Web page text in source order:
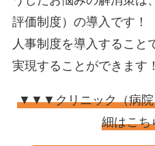
評価制度）の導入です！
人事制度を導入すること
実現することができます！
▼▼▼クリニック（病院
細はこち